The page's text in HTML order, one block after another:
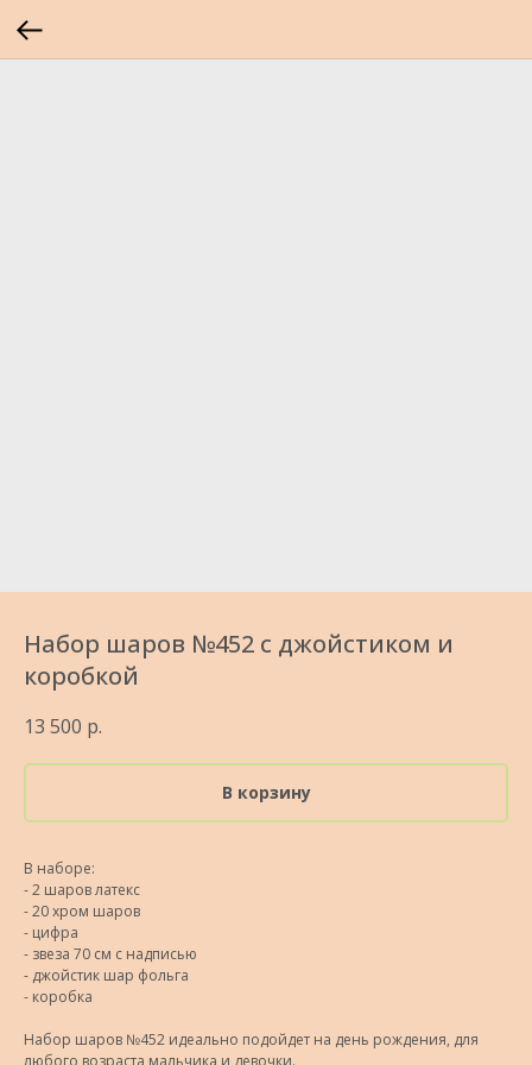
Набор шаров №452 с джойстиком и
коробкой
13 500 р.
В корзину
В наборе:
- 2 шаров латекс
- 20 хром шаров
- цифра
- звеза 70 см с надписью
- джойстик шар фольга
- коробка
Набор шаров №452 идеально подойдет на день рождения, для